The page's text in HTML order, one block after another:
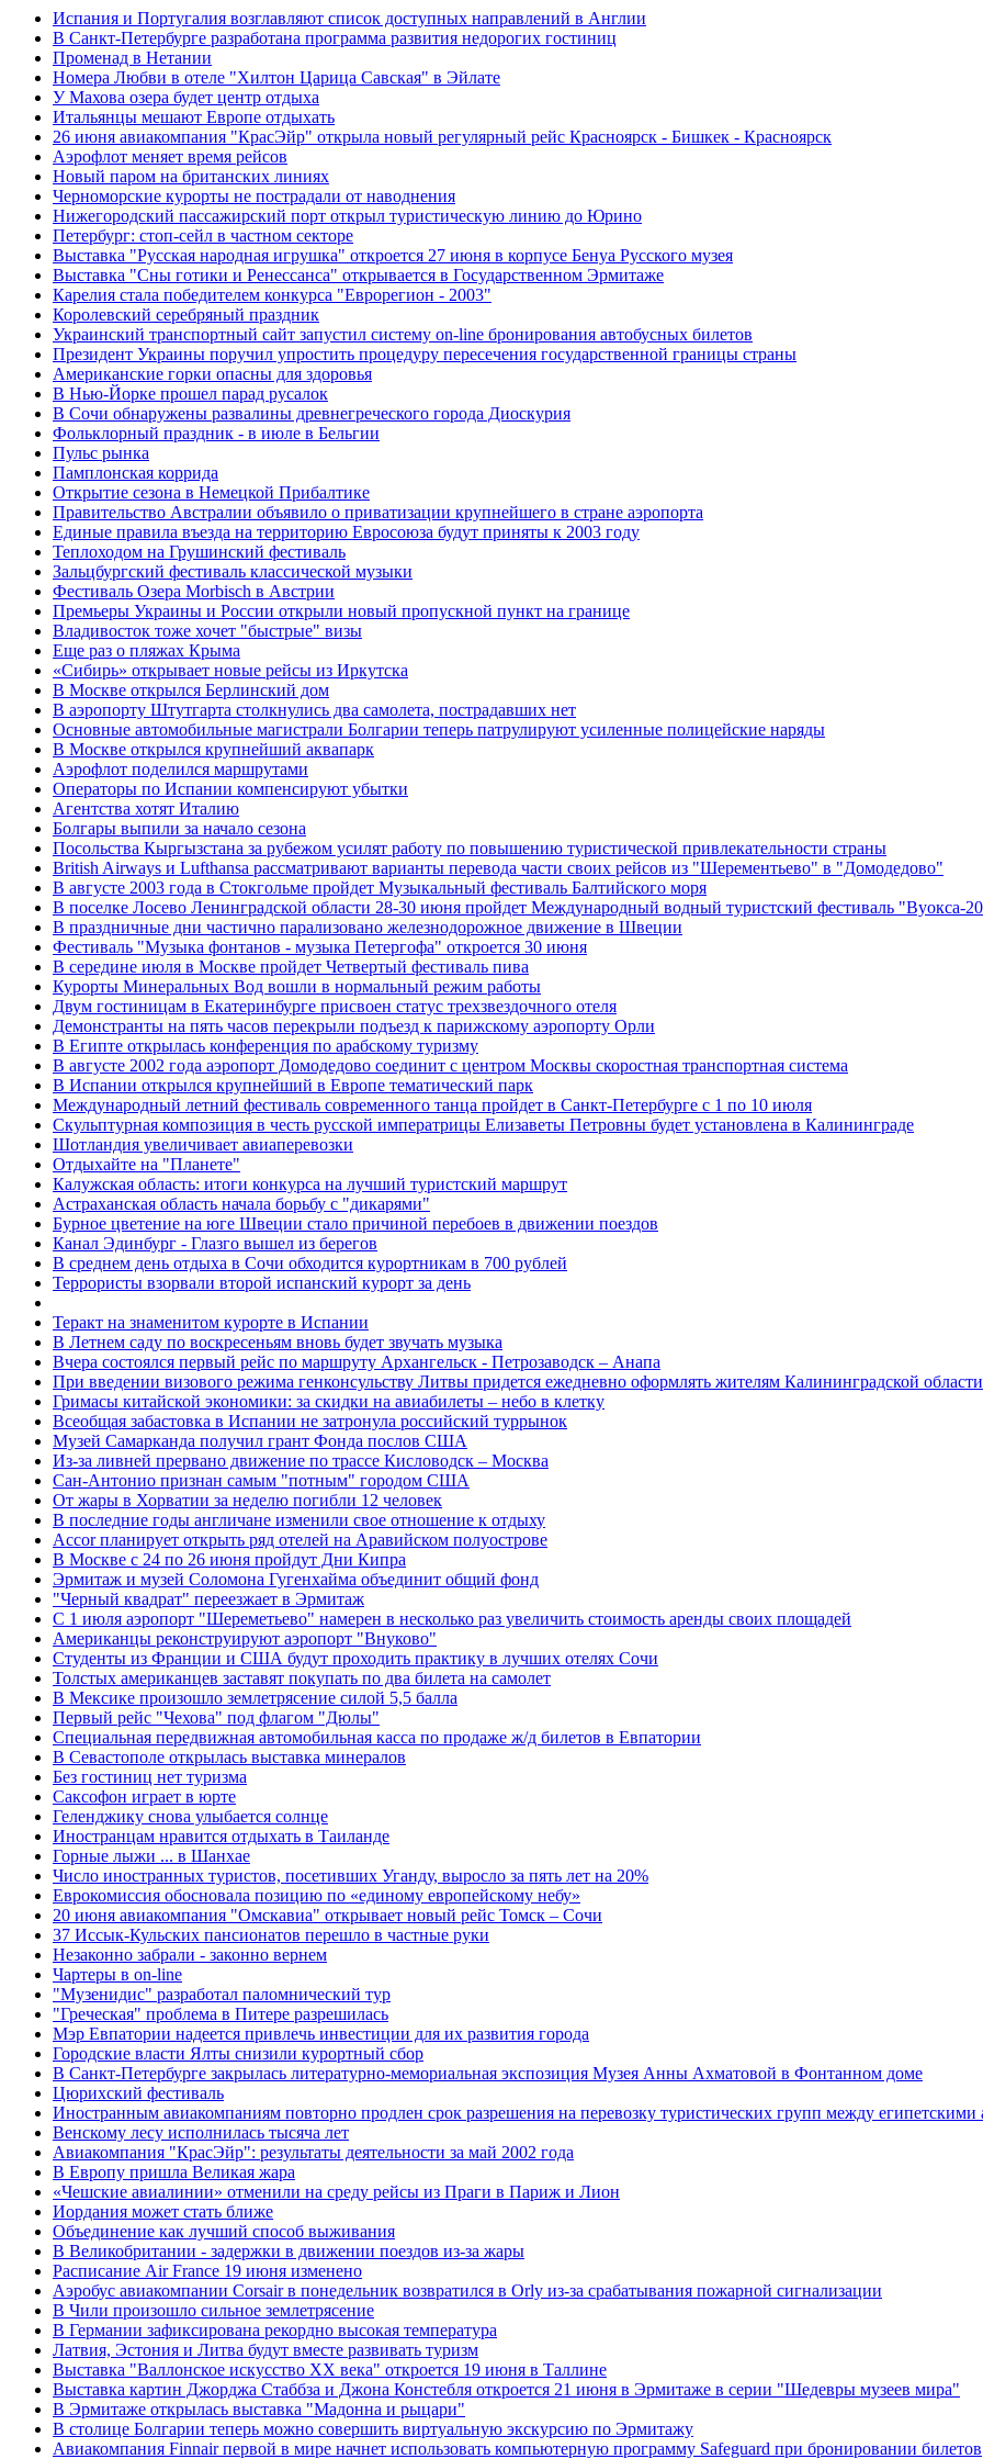
Испания и Португалия возглавляют список доступных направлений в Англии
В Санкт-Петербурге разработана программа развития недорогих гостиниц
Променад в Нетании
Номера Любви в отеле "Хилтон Царица Савская" в Эйлате
У Махова озера будет центр отдыха
Итальянцы мешают Европе отдыхать
26 июня авиакомпания "КрасЭйр" открыла новый регулярный рейс Красноярск - Бишкек - Красноярск
Аэрофлот меняет время рейсов
Новый паром на британских линиях
Черноморские курорты не пострадали от наводнения
Нижегородский пассажирский порт открыл туристическую линию до Юрино
Петербург: стоп-сейл в частном секторе
Выставка "Русская народная игрушка" откроется 27 июня в корпусе Бенуа Русского музея
Выставка "Сны готики и Ренессанса" открывается в Государственном Эрмитаже
Карелия стала победителем конкурса "Еврорегион - 2003"
Королевский серебряный праздник
Украинский транспортный сайт запустил систему on-line бронирования автобусных билетов
Президент Украины поручил упростить процедуру пересечения государственной границы страны
Американские горки опасны для здоровья
В Нью-Йорке прошел парад русалок
В Сочи обнаружены развалины древнегреческого города Диоскурия
Фольклорный праздник - в июле в Бельгии
Пульс рынка
Памплонская коррида
Открытие сезона в Немецкой Прибалтике
Правительство Австралии объявило о приватизации крупнейшего в стране аэропорта
Единые правила въезда на территорию Евросоюза будут приняты к 2003 году
Теплоходом на Грушинский фестиваль
Зальцбургский фестиваль классической музыки
Фестиваль Озера Morbisch в Австрии
Премьеры Украины и России открыли новый пропускной пункт на границе
Владивосток тоже хочет "быстрые" визы
Еще раз о пляжах Крыма
«Сибирь» открывает новые рейсы из Иркутска
В Москве открылся Берлинский дом
В аэропорту Штутгарта столкнулись два самолета, пострадавших нет
Основные автомобильные магистрали Болгарии теперь патрулируют усиленные полицейские наряды
В Москве открылся крупнейший аквапарк
Аэрофлот поделился маршрутами
Операторы по Испании компенсируют убытки
Агентства хотят Италию
Болгары выпили за начало сезона
Посольства Кыргызстана за рубежом усилят работу по повышению туристической привлекательности страны
British Airways и Lufthansa рассматривают варианты перевода части своих рейсов из "Шерементьево" в "Домодедово"
В августе 2003 года в Стокгольме пройдет Музыкальный фестиваль Балтийского моря
В поселке Лосево Ленинградской области 28-30 июня пройдет Международный водный туристский фестиваль "Вуокса-
В праздничные дни частично парализовано железнодорожное движение в Швеции
Фестиваль "Музыка фонтанов - музыка Петергофа" откроется 30 июня
В середине июля в Москве пройдет Четвертый фестиваль пива
Курорты Минеральных Вод вошли в нормальный режим работы
Двум гостиницам в Екатеринбурге присвоен статус трехзвездочного отеля
Демонстранты на пять часов перекрыли подъезд к парижскому аэропорту Орли
В Египте открылась конференция по арабскому туризму
В августе 2002 года аэропорт Домодедово соединит с центром Москвы скоростная транспортная система
В Испании открылся крупнейший в Европе тематический парк
Международный летний фестиваль современного танца пройдет в Санкт-Петербурге с 1 по 10 июля
Скульптурная композиция в честь русской императрицы Елизаветы Петровны будет установлена в Калининграде
Шотландия увеличивает авиаперевозки
Отдыхайте на "Планете"
Калужская область: итоги конкурса на лучший туристский маршрут
Астраханская область начала борьбу с "дикарями"
Бурное цветение на юге Швеции стало причиной перебоев в движении поездов
Канал Эдинбург - Глазго вышел из берегов
В среднем день отдыха в Сочи обходится курортникам в 700 рублей
Террористы взорвали второй испанский курорт за день
Теракт на знаменитом курорте в Испании
В Летнем саду по воскресеньям вновь будет звучать музыка
Вчера состоялся первый рейс по маршруту Архангельск - Петрозаводск – Анапа
При введении визового режима генконсульству Литвы придется ежедневно оформлять жителям Калининградской
Гримасы китайской экономики: за скидки на авиабилеты – небо в клетку
Всеобщая забастовка в Испании не затронула российский туррынок
Музей Самарканда получил грант Фонда послов США
Из-за ливней прервано движение по трассе Кисловодск – Москва
Сан-Антонио признан самым "потным" городом США
От жары в Хорватии за неделю погибли 12 человек
В последние годы англичане изменили свое отношение к отдыху
Accor планирует открыть ряд отелей на Аравийском полуострове
В Москве с 24 по 26 июня пройдут Дни Кипра
Эрмитаж и музей Соломона Гугенхайма объединит общий фонд
"Черный квадрат" переезжает в Эрмитаж
С 1 июля аэропорт "Шереметьево" намерен в несколько раз увеличить стоимость аренды своих площадей
Американцы реконструируют аэропорт "Внуково"
Студенты из Франции и США будут проходить практику в лучших отелях Сочи
Толстых американцев заставят покупать по два билета на самолет
В Мексике произошло землетрясение силой 5,5 балла
Первый рейс "Чехова" под флагом "Дюлы"
Специальная передвижная автомобильная касса по продаже ж/д билетов в Евпатории
В Севастополе открылась выставка минералов
Без гостиниц нет туризма
Саксофон играет в юрте
Геленджику снова улыбается солнце
Иностранцам нравится отдыхать в Таиланде
Горные лыжи ... в Шанхае
Число иностранных туристов, посетивших Уганду, выросло за пять лет на 20%
Еврокомиссия обосновала позицию по «единому европейскому небу»
20 июня авиакомпания "Омскавиа" открывает новый рейс Томск – Сочи
37 Иссык-Кульских пансионатов перешло в частные руки
Незаконно забрали - законно вернем
Чартеры в on-line
"Музенидис" разработал паломнический тур
"Греческая" проблема в Питере разрешилась
Мэр Евпатории надеется привлечь инвестиции для их развития города
Городские власти Ялты снизили курортный сбор
В Санкт-Петербурге закрылась литературно-мемориальная экспозиция Музея Анны Ахматовой в Фонтанном доме
Цюрихский фестиваль
Иностранным авиакомпаниям повторно продлен срок разрешения на перевозку туристических групп между египетскими
Венскому лесу исполнилась тысяча лет
Авиакомпания "КрасЭйр": результаты деятельности за май 2002 года
В Европу пришла Великая жара
«Чешские авиалинии» отменили на среду рейсы из Праги в Париж и Лион
Иордания может стать ближе
Объединение как лучший способ выживания
В Великобритании - задержки в движении поездов из-за жары
Расписание Air France 19 июня изменено
Аэробус авиакомпании Corsair в понедельник возвратился в Orly из-за срабатывания пожарной сигнализации
В Чили произошло сильное землетрясение
В Германии зафиксирована рекордно высокая температура
Латвия, Эстония и Литва будут вместе развивать туризм
Выставка "Валлонское искусство ХХ века" откроется 19 июня в Таллине
Выставка картин Джорджа Стаббза и Джона Констебля откроется 21 июня в Эрмитаже в серии "Шедевры музеев мира"
В Эрмитаже открылась выставка "Мадонна и рыцари"
В столице Болгарии теперь можно совершить виртуальную экскурсию по Эрмитажу
Авиакомпания Finnair первой в мире начнет использовать компьютерную программу Safeguard при бронировании билетов